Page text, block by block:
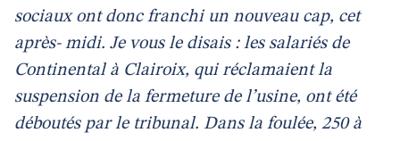
sociaux ont donc franchi un nouveau cap, cet
après- midi. Je vous le disais : les salariés de
Continental à Clairoix, qui réclamaient la
suspension de la fermeture de l’usine, ont été
déboutés par le tribunal. Dans la foulée, 250 à